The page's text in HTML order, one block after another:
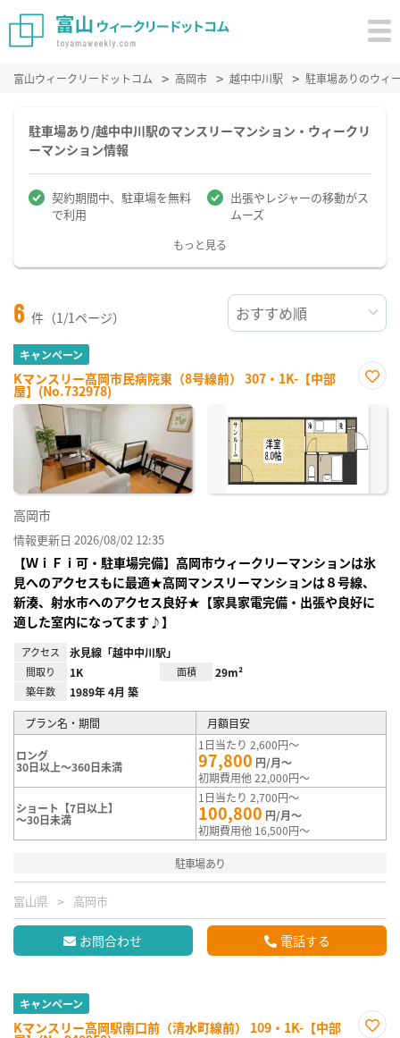
富山ウィークリードットコム 高岡市 越中中川駅 駐車場ありのウィ
駐車場あり/越中中川駅のマンスリーマンション・ウィークリ
ーマンション情報
契約期間中、駐車場を無料
で利用
出張やレジャーの移動がス
ムーズ
もっと見る
6 件（1/1ページ）
キャンペーン
Kマンスリー高岡市民病院東（8号線前） 307・1K-【中部
屋】(No.732978)
に入
録
高岡市
情報更新日 2026/08/02 12:35
【ＷｉＦｉ可・駐車場完備】高岡市ウィークリーマンションは氷
見へのアクセスもに最適★高岡マンスリーマンションは８号線、
新湊、射水市へのアクセス良好★【家具家電完備・出張や良好に
適した室内になってます♪】
アクセス 氷見線「越中中川駅」
間取り 1K 面積 29m²
築年数 1989年 4月 築
プラン名・期間 月額目安
ロング
30日以上～360日未満
1日当たり 2,600円～
97,800 円/月～
初期費用他 22,000円～
ショート【7日以上】
～30日未満
1日当たり 2,700円～
100,800 円/月～
初期費用他 16,500円～
駐車場あり
富山県 高岡市
お問合わせ 電話する
キャンペーン
Kマンスリー高岡駅南口前（清水町線前） 109・1K-【中部